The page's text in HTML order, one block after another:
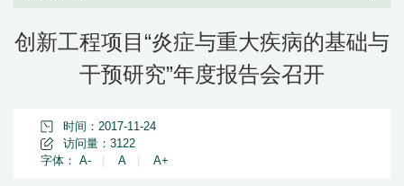
创新工程项目“炎症与重大疾病的基础与
干预研究”年度报告会召开
时间：2017-11-24
访问量： 3122
字体： A- A A+